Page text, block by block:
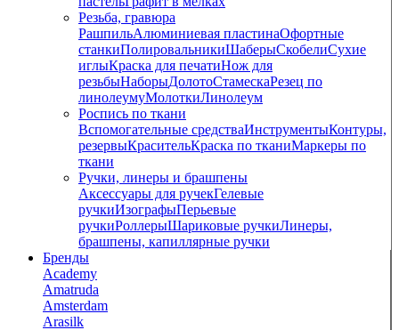
Резьба, гравюра
РашпильАлюминиевая пластинаОфортные
станкиПолировальникиШаберыСкобелиСухие
иглыКраска для печатиНож для
резьбыНаборыДолотоСтамескаРезец по
линолеумуМолоткиЛинолеум
Роспись по ткани
Вспомогательные средстваИнструментыКонтуры,
резервыКрасительКраска по тканиМаркеры по
ткани
Ручки, линеры и брашпены
Аксессуары для ручекГелевые
ручкиИзографыПерьевые
ручкиРоллерыШариковые ручкиЛинеры,
брашпены, капиллярные ручки
Бренды
Academy
Amatruda
Amsterdam
Arasilk